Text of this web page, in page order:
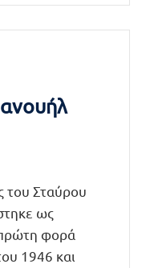
του Σταύρου
ως
φορά
1946 και